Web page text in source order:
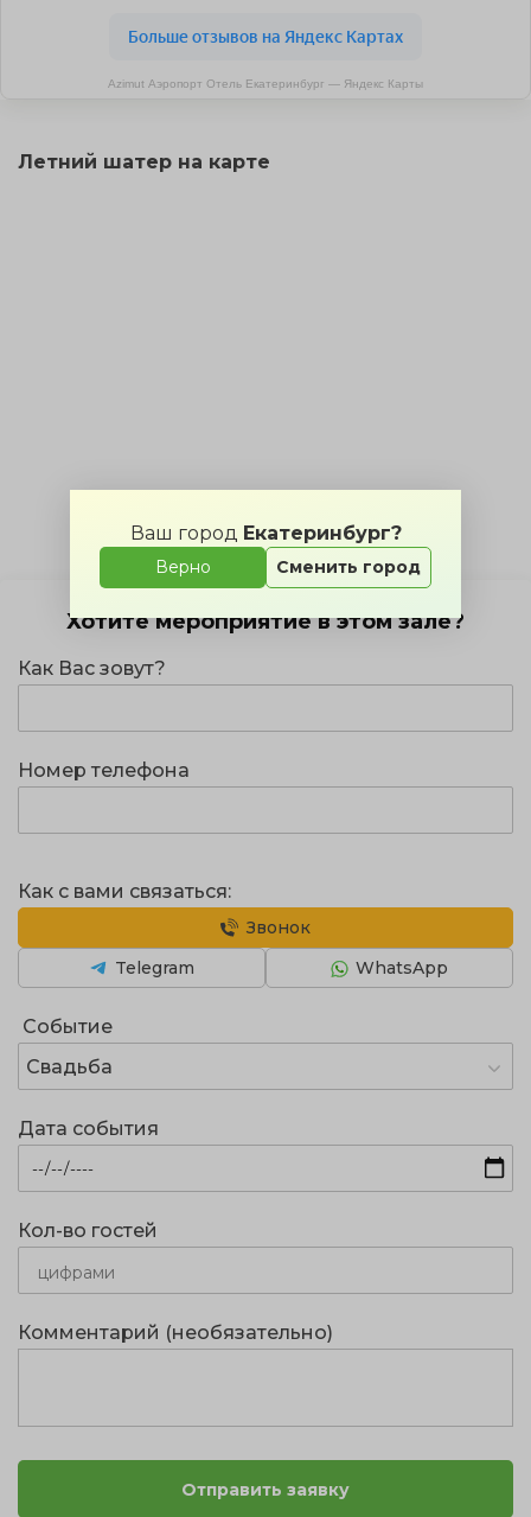
Ваш город Екатеринбург?
Верно Сменить город
Azimut Аэропорт Отель Екатеринбург — Яндекс Карты
Летний шатер на карте
Хотите мероприятие в этом зале?
Как Вас зовут?
Номер телефона
Событие
Свадьба
Дата события
Кол-во гостей
Как с вами связаться:
Звонок
WhatsApp
Telegram
Комментарий (необязательно)